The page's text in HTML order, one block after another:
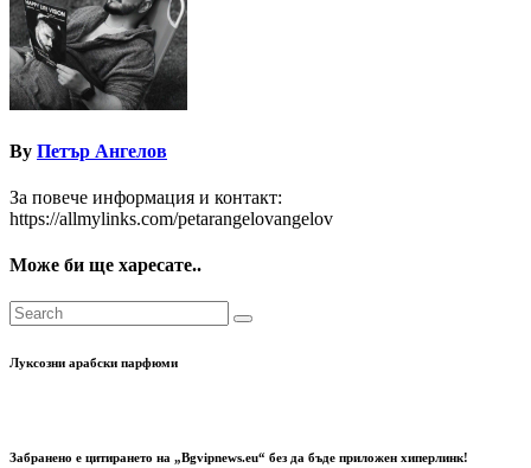
By Петър Ангелов
За повече информация и контакт:
https://allmylinks.com/petarangelovangelov
Може би ще харесате..
Луксозни арабски парфюми
Забранено е цитирането на „Bgvipnews.eu“ без да бъде приложен хиперлинк!